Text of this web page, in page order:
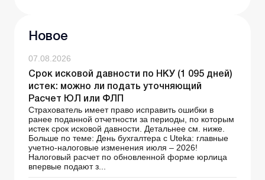
Новое
07.08.2026
Срок исковой давности по НКУ (1 095 дней)
истек: можно ли подать уточняющий
Расчет ЮЛ или ФЛП
Страхователь имеет право исправить ошибки в
ранее поданной отчетности за периоды, по которым
истек срок исковой давности. Детальнее см. ниже.
Больше по теме: День бухгалтера с Uteka: главные
учетно-налоговые изменения июля – 2026!
Налоговый расчет по обновленной форме юрлица
впервые подают з...